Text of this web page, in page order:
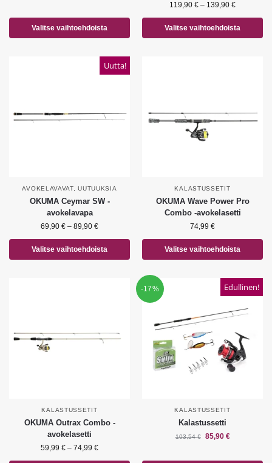
Valitse vaihtoehdoista
119,90 € – 139,90 €
Valitse vaihtoehdoista
Uutta!
AVOKELAVAVAT,UUTUUKSIA
OKUMA Ceymar SW -
avokelavapa
69,90 € – 89,90 €
Valitse vaihtoehdoista
KALASTUSSETIT
OKUMA Wave Power Pro
Combo -avokelasetti
74,99 €
Valitse vaihtoehdoista
KALASTUSSETIT
OKUMA Outrax Combo -
avokelasetti
59,99 € – 74,99 €
-17% Edullinen!
KALASTUSSETIT
Kalastussetti
103,54€ 85,90 €